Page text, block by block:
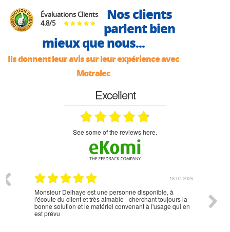
Évaluations Clients
4.8/5
Nos clients
parlent bien
mieux que nous...
Ils donnent leur avis sur leur expérience avec
Motralec
Excellent
see some of the reviews here.
18.07.2026
Monsieur Delhaye est une personne disponible, à
l'écoute du client et très aimable - cherchant toujours la
bonne solution et le matériel convenant à l'usage qui en
est prévu